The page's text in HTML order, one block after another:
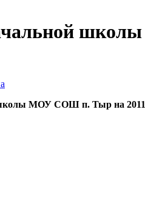
школы МОУ СОШ п. Тыр на